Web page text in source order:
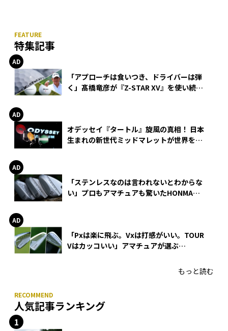
特集記事
「アプローチは食いつき、ドライバーは弾
く」髙橋竜彦が『Z-STAR XV』を使い続け
オデッセイ『タートル』旋風の真相！ 日本
生まれの新世代ミッドマレットが世界を席
「ステンレスなのは言われないとわからな
い」プロもアマチュアも驚いたHONMA
「Pxは楽に飛ぶ。Vxは打感がいい。TOUR
Vはカッコいい」アマチュアが選ぶ
もっと読む
人気記事ランキング